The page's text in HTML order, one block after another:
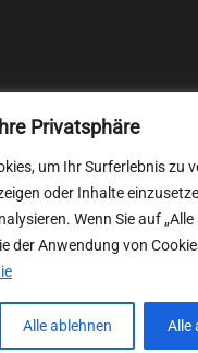
Privatsphäre
um Ihr Surferlebnis zu
oder Inhalte
Wenn Sie auf
der Anwendung von
Alle ablehnen Alle